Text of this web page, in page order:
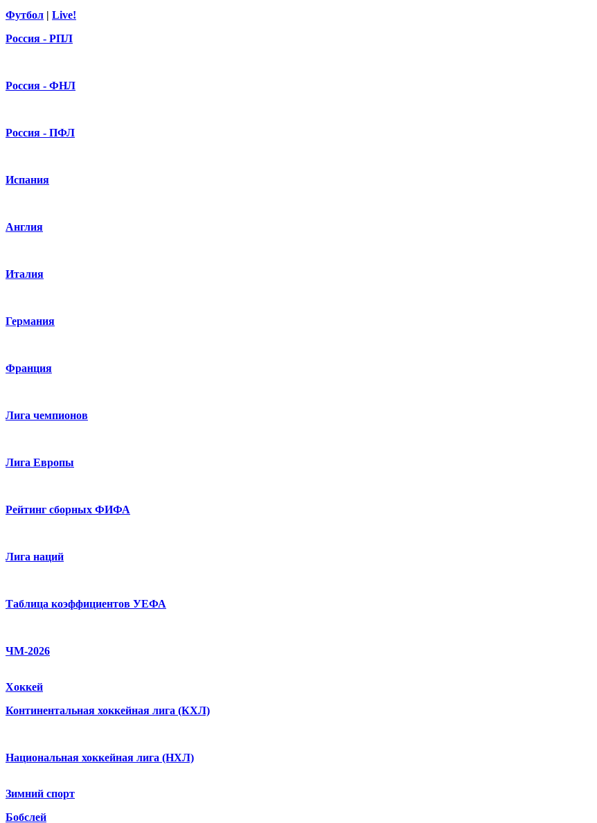
Футбол | Live!
Россия - РПЛ
Россия - ФНЛ
Россия - ПФЛ
Испания
Англия
Италия
Германия
Франция
Лига чемпионов
Лига Европы
Рейтинг сборных ФИФА
Лига наций
Таблица коэффициентов УЕФА
ЧМ-2026
Хоккей
Континентальная хоккейная лига (КХЛ)
Национальная хоккейная лига (НХЛ)
Зимний спорт
Бобслей